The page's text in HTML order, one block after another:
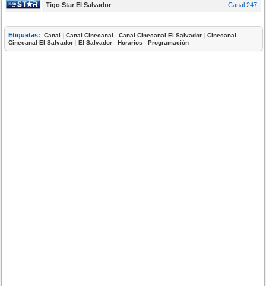
Tigo Star El Salvador Canal 247
Etiquetas: Canal |Canal Cinecanal |Canal Cinecanal El Salvador |Cinecanal |
Cinecanal El Salvador |El Salvador |Horarios |Programación